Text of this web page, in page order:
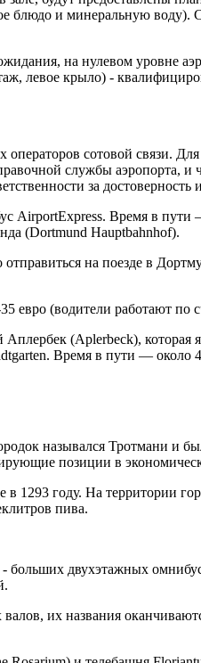
блюдо и минеральную воду).
на нулевом уровне
левое крыло) -
сотовой связи.
службы аэропорта,
за
AirportExpress. Время в
(Dortmund Hauptbahnhof).
на поезде в
евро (водители работают по
(Aplerbeck),
Время в пути — около
назывался Тротмани и
позиции в
1293 году. На территории
пива.
больших двухэтажных
их названия